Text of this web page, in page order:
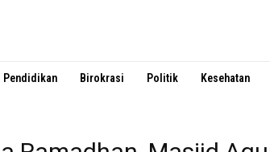
Pendidikan Birokrasi Politik Kesehatan